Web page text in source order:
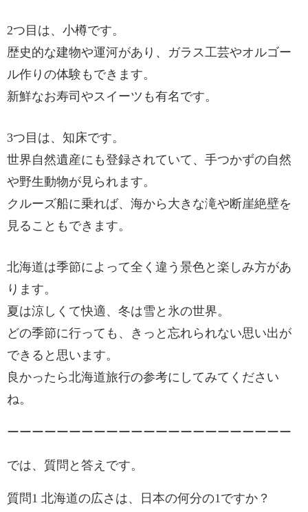
2つ目は、小樽です。
歴史的な建物や運河があり、ガラス工芸やオルゴー
ル作りの体験もできます。
新鮮なお寿司やスイーツも有名です。
3つ目は、知床です。
世界自然遺産にも登録されていて、手つかずの自然
や野生動物が見られます。
クルーズ船に乗れば、海から大きな滝や断崖絶壁を
見ることもできます。
北海道は季節によって全く違う景色と楽しみ方があ
ります。
夏は涼しくて快適、冬は雪と氷の世界。
どの季節に行っても、きっと忘れられない思い出が
できると思います。
良かったら北海道旅行の参考にしてみてください
ね。
ーーーーーーーーーーーーーーーーーーーーーーー
では、質問と答えです。
質問1 北海道の広さは、日本の何分の1ですか？